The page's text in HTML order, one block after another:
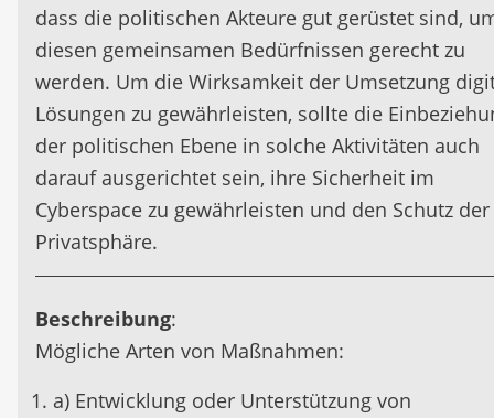
dass die politischen Akteure gut gerüstet sind,
diesen gemeinsamen Bedürfnissen gerecht zu
werden. Um die Wirksamkeit der Umsetzung
Lösungen zu gewährleisten, sollte die
der politischen Ebene in solche Aktivitäten auch
darauf ausgerichtet sein, ihre Sicherheit im
Cyberspace zu gewährleisten und den Schutz der
Privatsphäre.
Beschreibung:
Mögliche Arten von Maßnahmen:
a) Entwicklung oder Unterstützung von